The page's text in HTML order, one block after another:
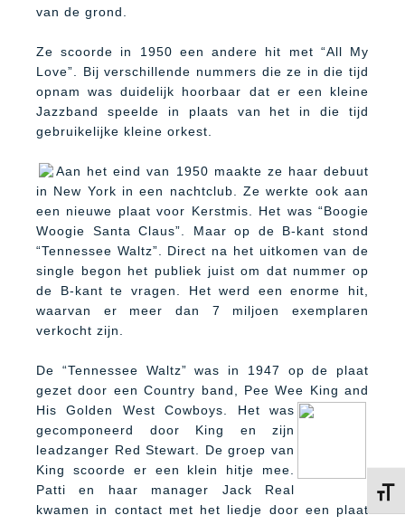
van de grond.
Ze scoorde in 1950 een andere hit met “All My
Love”. Bij verschillende nummers die ze in die tijd
opnam was duidelijk hoorbaar dat er een kleine
Jazzband speelde in plaats van het in die tijd
gebruikelijke kleine orkest.
Aan het eind van 1950 maakte ze haar debuut
in New York in een nachtclub. Ze werkte ook aan
een nieuwe plaat voor Kerstmis. Het was “Boogie
Woogie Santa Claus”. Maar op de B-kant stond
“Tennessee Waltz”. Direct na het uitkomen van de
single begon het publiek juist om dat nummer op
de B-kant te vragen. Het werd een enorme hit,
waarvan er meer dan 7 miljoen exemplaren
verkocht zijn.
De “Tennessee Waltz” was in 1947 op de plaat
gezet door een Country band, Pee Wee King and
His Golden West Cowboys. Het was
gecomponeerd door King en zijn
leadzanger Red Stewart. De groep van
King scoorde er een klein hitje mee.
Patti en haar manager Jack Real
kwamen in contact met het liedje door een plaat